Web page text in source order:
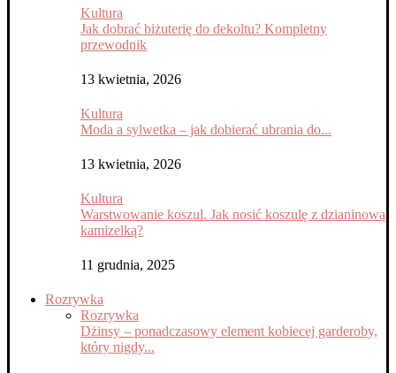
Kultura
Jak dobrać biżuterię do dekoltu? Kompletny
przewodnik
13 kwietnia, 2026
Kultura
Moda a sylwetka – jak dobierać ubrania do...
13 kwietnia, 2026
Kultura
Warstwowanie koszul. Jak nosić koszulę z dzianinową
kamizelką?
11 grudnia, 2025
Rozrywka
Rozrywka
Dżinsy – ponadczasowy element kobiecej garderoby,
który nigdy...